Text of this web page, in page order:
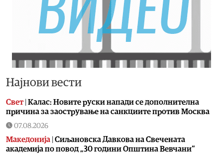
Најнови вести
Свет| Калас: Новите руски напади се дополнителна
причина за заострување на санкциите против Москва
07.08.2026
Македонија Сиљановска Давкова на Свечената
академија по повод „30 години Општина Вевчани“